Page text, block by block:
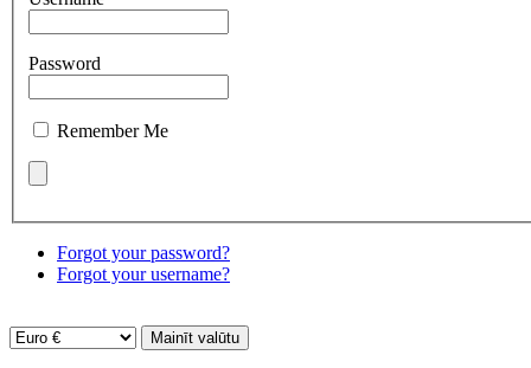
Password
Remember Me
Forgot your password?
Forgot your username?